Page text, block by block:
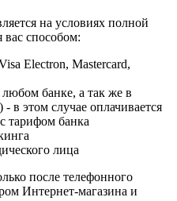
на условиях полной
вас способом:
Electron, Mastercard,
банке, а так же в
в этом случае оплачивается
тарифом банка
лица
после телефонного
Интернет-магазина и